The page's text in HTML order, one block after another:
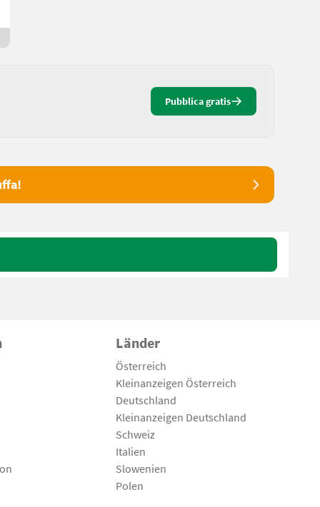
Pubblica gratis
Länder
Österreich
Kleinanzeigen Österreich
Deutschland
Kleinanzeigen Deutschland
Schweiz
Italien
Slowenien
Polen